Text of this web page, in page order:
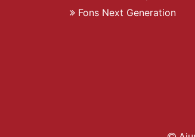
Fons Next Generation